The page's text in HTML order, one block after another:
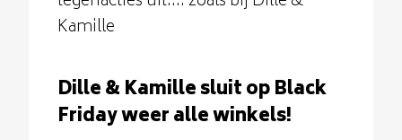
Kamille
Dille & Kamille sluit op Black
Friday weer alle winkels!